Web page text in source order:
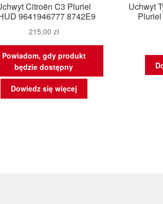
Citroën C3 Pluriel
9641946777 8742E9
215,00 zł
Powiadom, gdy produkt
będzie dostępny
Dowiedz się więcej
Uchwyt